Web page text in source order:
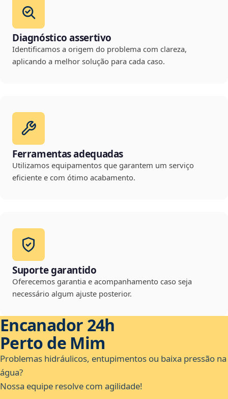
Diagnóstico assertivo
Identificamos a origem do problema com clareza,
aplicando a melhor solução para cada caso.
Ferramentas adequadas
Utilizamos equipamentos que garantem um serviço
eficiente e com ótimo acabamento.
Suporte garantido
Oferecemos garantia e acompanhamento caso seja
necessário algum ajuste posterior.
Encanador 24h
Perto de Mim
Problemas hidráulicos, entupimentos ou baixa pressão na
água?
Nossa equipe resolve com agilidade!